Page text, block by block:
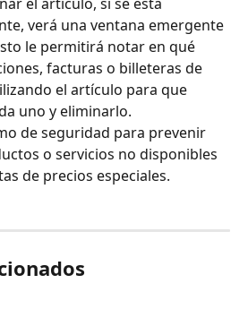
verá una ventana emergente
le permitirá notar en qué
facturas o billeteras de
el artículo para que
uno y eliminarlo.
de seguridad para prevenir
o servicios no disponibles
de precios especiales.